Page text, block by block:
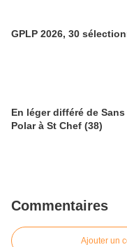
GPLP 2026, 30
En léger différé de
Polar à St Chef (38)
Commentaires
Ajouter un